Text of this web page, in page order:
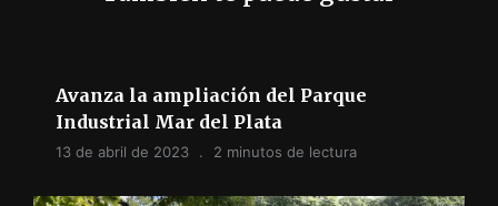
Avanza la ampliación del Parque
Industrial Mar del Plata
13 de abril de 2023 2 minutos de lectura